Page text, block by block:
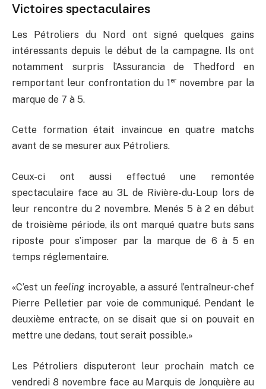
Victoires spectaculaires
Les Pétroliers du Nord ont signé quelques gains
intéressants depuis le début de la campagne. Ils ont
notamment surpris l’Assurancia de Thedford en
remportant leur confrontation du 1 er novembre par la
marque de 7 à 5.
Cette formation était invaincue en quatre matchs
avant de se mesurer aux Pétroliers.
Ceux-ci ont aussi effectué une remontée
spectaculaire face au 3L de Rivière-du-Loup lors de
leur rencontre du 2 novembre. Menés 5 à 2 en début
de troisième période, ils ont marqué quatre buts sans
riposte pour s’imposer par la marque de 6 à 5 en
temps réglementaire.
«C’est un feeling incroyable, a assuré l’entraîneur-chef
Pierre Pelletier par voie de communiqué. Pendant le
deuxième entracte, on se disait que si on pouvait en
mettre une dedans, tout serait possible.»
Les Pétroliers disputeront leur prochain match ce
vendredi 8 novembre face au Marquis de Jonquière au